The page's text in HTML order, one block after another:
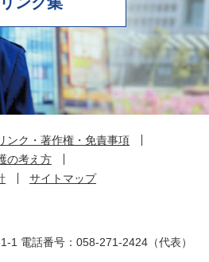
ンク・著作権・免責事項
の考え方
サイトマップ
1 電話番号：058-271-2424（代表）